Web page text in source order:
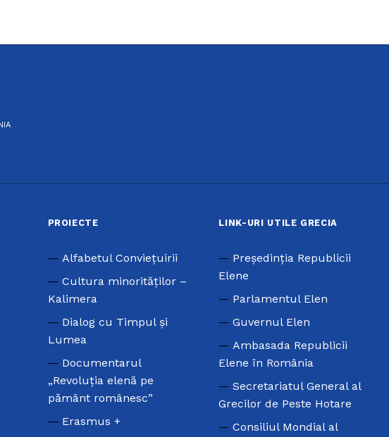
PROIECTE
Alfabetul Conviețuirii
Cultura minorităților –
Kalimera
Dialog cu Timpul și
Lumea
Documentarul
„Revoluția elenă pe
pământ românesc”
Erasmus +
LINK-URI UTILE GRECIA
Preşedinţia Republicii
Elene
Parlamentul Elen
Guvernul Elen
Ambasada Republicii
Elene în România
Secretariatul General al
Grecilor de Peste Hotare
Consiliul Mondial al